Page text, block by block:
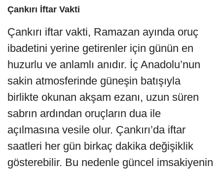
Çankırı İftar Vakti
Çankırı iftar vakti, Ramazan ayında oruç
ibadetini yerine getirenler için günün en
huzurlu ve anlamlı anıdır. İç Anadolu’nun
sakin atmosferinde güneşin batışıyla
birlikte okunan akşam ezanı, uzun süren
sabrın ardından oruçların dua ile
açılmasına vesile olur. Çankırı’da iftar
saatleri her gün birkaç dakika değişiklik
gösterebilir. Bu nedenle güncel imsakiyenin